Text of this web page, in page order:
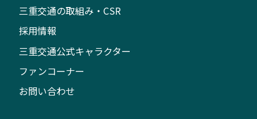
三重交通の取組み・CSR
採用情報
三重交通公式キャラクター
ファンコーナー
お問い合わせ